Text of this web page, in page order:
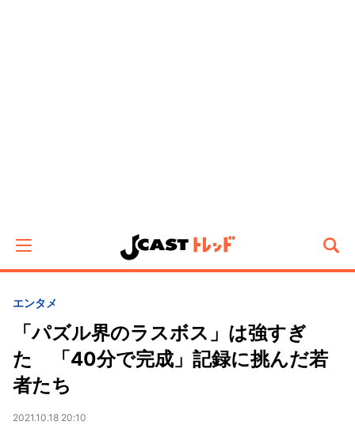
エンタメ
「パズル界のラスボス」は強すぎ
た 「40分で完成」記録に挑んだ若
者たち
2021.10.18 20:10